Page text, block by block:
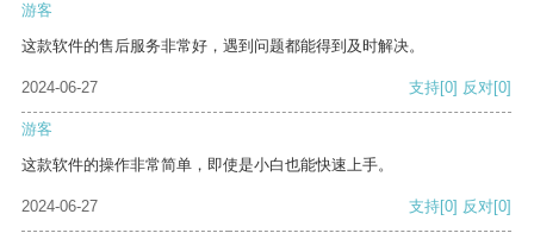
游客
这款软件的售后服务非常好，遇到问题都能得到及时解决。
2024-06-27 支持[0] 反对[0]
游客
这款软件的操作非常简单，即使是小白也能快速上手。
2024-06-27 支持[0] 反对[0]